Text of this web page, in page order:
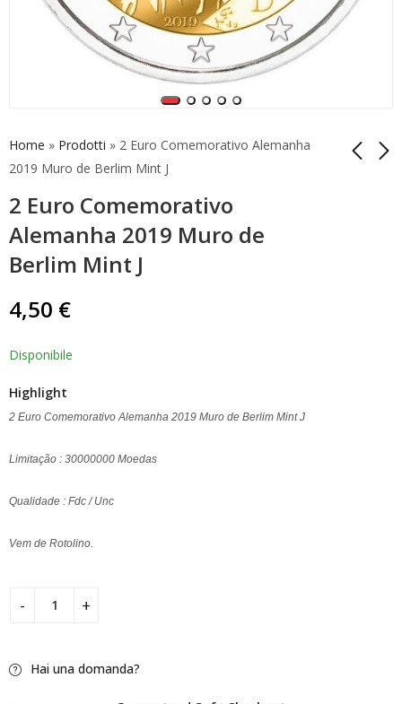
Home » Prodotti » 2 Euro Comemorativo Alemanha
2019 Muro de Berlim Mint J
2 Euro Comemorativo
Alemanha 2019 Muro de
Berlim Mint J
Alemanha 2019 Muro
de Berlim Menta A
4,50 €
Disponibile
Highlight
2 Euro Comemorativo Alemanha 2019 Muro de Berlim Mint J
Limitação : 30000000 Moedas
Qualidade : Fdc / Unc
Vem de Rotolino.
Hai una domanda?